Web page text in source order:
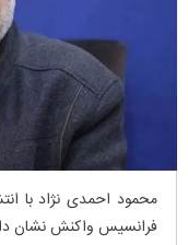
محمود احمدی نژاد با
فرانسیس واکنش نشان